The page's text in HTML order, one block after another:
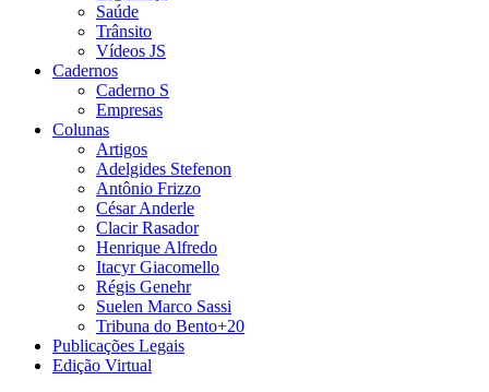
Saúde
Trânsito
Vídeos JS
Cadernos
Caderno S
Empresas
Colunas
Artigos
Adelgides Stefenon
Antônio Frizzo
César Anderle
Clacir Rasador
Henrique Alfredo
Itacyr Giacomello
Régis Genehr
Suelen Marco Sassi
Tribuna do Bento+20
Publicações Legais
Edição Virtual